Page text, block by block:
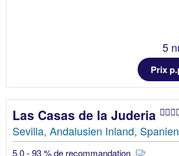
5
Prix
Las Casas de la Juderia
Sevilla, Andalusien Inland, Spanien
5.0 - 93 % de recommandation